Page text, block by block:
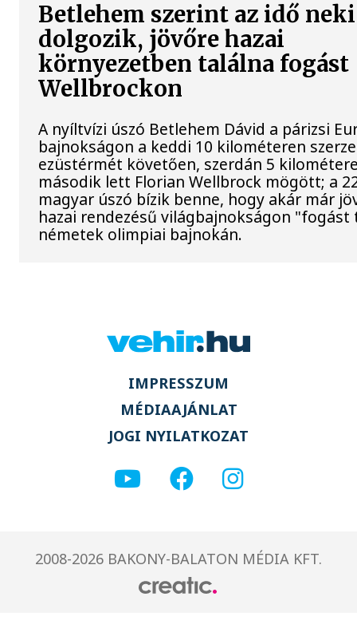
Betlehem szerint az idő neki
dolgozik, jövőre hazai
környezetben találna fogást
Wellbrockon
A nyíltvízi úszó Betlehem Dávid a párizsi
bajnokságon a keddi 10 kilométeren
ezüstérmét követően, szerdán 5
második lett Florian Wellbrock mögött; a
magyar úszó bízik benne, hogy akár már
hazai rendezésű világbajnokságon "fogást
németek olimpiai bajnokán.
IMPRESSZUM
MÉDIAAJÁNLAT
JOGI NYILATKOZAT
2008-2026 BAKONY-BALATON MÉDIA KFT.